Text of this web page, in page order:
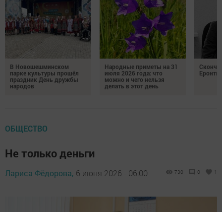
В Новошешминском
парке культуры прошёл
праздник День дружбы
народов
Народные приметы на 31
июля 2026 года: что
можно и чего нельзя
делать в этот день
ОБЩЕСТВО
Не только деньги
Лариса Фёдорова, 6 июня 2026 - 06:00 730 0 1